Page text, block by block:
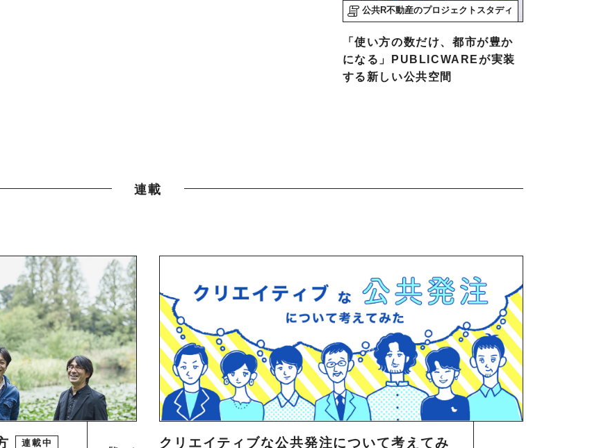
公共R不動産のプロジェクトスタディ
「使い方の数だけ、都市が豊か
になる」PUBLICWAREが実装
する新しい公共空間
連載
連載中 クリエイティブな公共発注について考えてみ